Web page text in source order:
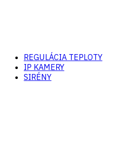
REGULÁCIA TEPLOTY
IP KAMERY
SIRÉNY